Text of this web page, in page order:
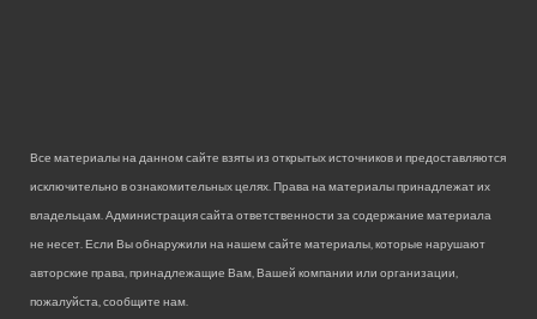
Все материалы на данном сайте взяты из открытых источников и предоставляются
исключительно в ознакомительных целях. Права на материалы принадлежат их
владельцам. Администрация сайта ответственности за содержание материала
не несет. Если Вы обнаружили на нашем сайте материалы, которые нарушают
авторские права, принадлежащие Вам, Вашей компании или организации,
пожалуйста, сообщите нам.